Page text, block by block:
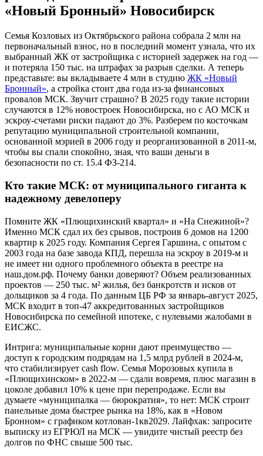
«Новый Бронный» Новосибирск
Семья Козловых из Октябрьского района собрала 2 млн на
первоначальный взнос, но в последний момент узнала, что их
выбранный ЖК от застройщика с историей задержек на год —
и потеряла 150 тыс. на штрафах за разрыв сделки. А теперь
представьте: вы вкладываете 4 млн в студию ЖК «Новый
Бронный», а стройка стоит два года из-за финансовых
провалов МСК. Звучит страшно? В 2025 году такие истории
случаются в 12% новостроек Новосибирска, но с АО МСК и
эскроу-счетами риски падают до 3%. Разберем по косточкам
репутацию муниципальной строительной компании,
основанной мэрией в 2006 году и реорганизованной в 2011-м,
чтобы вы спали спокойно, зная, что ваши деньги в
безопасности по ст. 15.4 ФЗ-214.
Кто такие МСК: от муниципального гиганта к
надежному девелоперу
Помните ЖК «Плющихинский квартал» и «На Снежиной»?
Именно МСК сдал их без срывов, построив 6 домов на 1200
квартир к 2025 году. Компания Сергея Гаршина, с опытом с
2003 года на базе завода КПД, перешла на эскроу в 2019-м и
не имеет ни одного проблемного объекта в реестре на
наш.дом.рф. Почему банки доверяют? Объем реализованных
проектов — 250 тыс. м² жилья, без банкротств и исков от
дольщиков за 4 года. По данным ЦБ РФ за январь-август 2025,
МСК входит в топ-47 аккредитованных застройщиков
Новосибирска по семейной ипотеке, с нулевыми жалобами в
ЕИСЖС.
Интрига: муниципальные корни дают преимущество —
доступ к городским подрядам на 1,5 млрд рублей в 2024-м,
что стабилизирует cash flow. Семья Морозовых купила в
«Плющихинском» в 2022-м — сдали вовремя, плюс магазин в
цоколе добавил 10% к цене при перепродаже. Если вы
думаете «муниципалка — бюрократия», то нет: МСК строит
панельные дома быстрее рынка на 18%, как в «Новом
Бронном» с графиком котлован-1кв2029. Лайфхак: запросите
выписку из ЕГРЮЛ на МСК — увидите чистый реестр без
долгов по ФНС свыше 500 тыс.